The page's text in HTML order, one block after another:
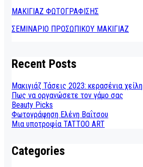
ΜΑΚΙΓΙΑΖ ΦΩΤΟΓΡΑΦΙΣΗΣ
ΣΕΜΙΝΑΡΙΟ ΠΡΟΣΩΠΙΚΟΥ ΜΑΚΙΓΙΑΖ
Recent Posts
Μακιγιάζ Τάσεις 2023: κερασένια χείλη
Πως να οργανώσετε τον γάμο σας
Beauty Picks
Φωτογράφηση Ελένη Βαΐτσου
Μια υποτροφία TATTOO ART
Categories